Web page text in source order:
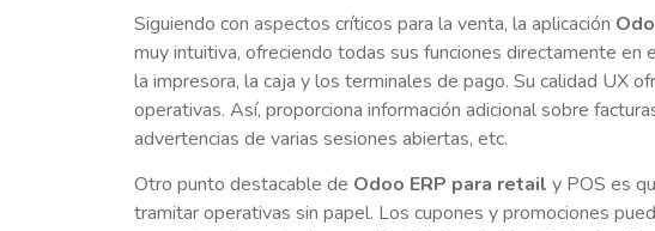
Siguiendo con aspectos críticos para la venta, la aplicación
muy intuitiva, ofreciendo todas sus funciones directamente
la impresora, la caja y los terminales de pago. Su calidad UX
operativas. Así, proporciona información adicional sobre
advertencias de varias sesiones abiertas, etc.
Otro punto destacable de Odoo ERP para retail y POS es
tramitar operativas sin papel. Los cupones y promociones